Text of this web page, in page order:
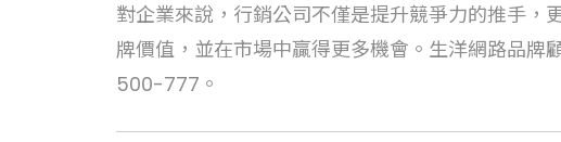
對企業來說，行銷公司不僅是提升競爭力的推手
牌價值，並在市場中贏得更多機會。生洋網路品
500-777。